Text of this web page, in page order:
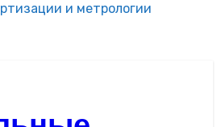
и метрологии